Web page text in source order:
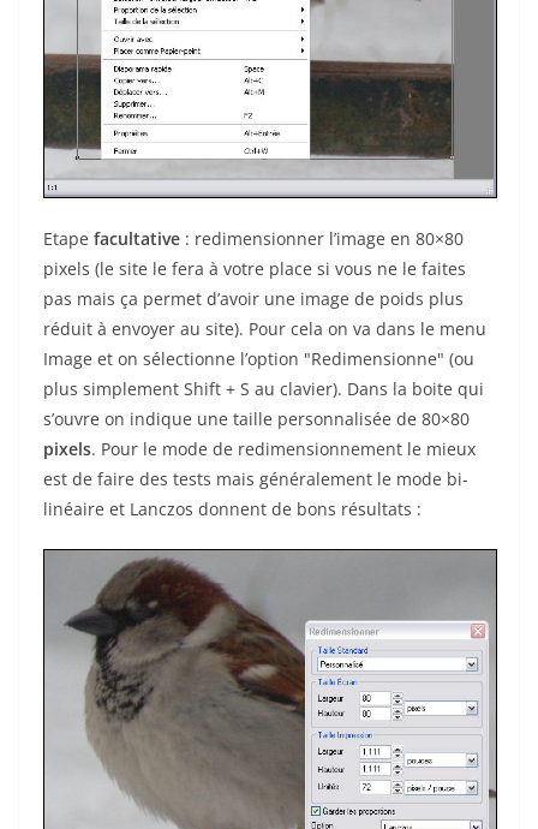
Etape facultative : redimensionner l’image en 80×80
pixels (le site le fera à votre place si vous ne le faites
pas mais ça permet d’avoir une image de poids plus
réduit à envoyer au site). Pour cela on va dans le menu
Image et on sélectionne l’option "Redimensionne" (ou
plus simplement Shift + S au clavier). Dans la boite qui
s’ouvre on indique une taille personnalisée de 80×80
pixels. Pour le mode de redimensionnement le mieux
est de faire des tests mais généralement le mode bi-
linéaire et Lanczos donnent de bons résultats :